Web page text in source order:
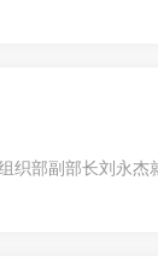
部副部长刘永杰